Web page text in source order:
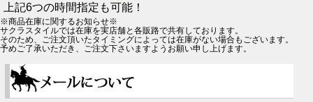
上記6つの時間指定も可能！
※商品在庫に関するお知らせ※
サクラスタイルでは在庫を実店舗と各販路で共有しております。
そのため、ご注文頂いたタイミングによっては在庫がない場合もございます。
予めご了承いただき、ご注文下さいますようお願い申し上げます。